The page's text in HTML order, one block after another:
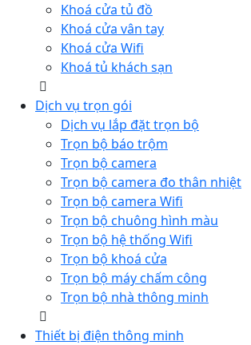
Khoá cửa tủ đồ
Khoá cửa vân tay
Khoá cửa Wifi
Khoá tủ khách sạn
Dịch vụ trọn gói
Dịch vụ lắp đặt trọn bộ
Trọn bộ báo trộm
Trọn bộ camera
Trọn bộ camera đo thân nhiệt
Trọn bộ camera Wifi
Trọn bộ chuông hình màu
Trọn bộ hệ thống Wifi
Trọn bộ khoá cửa
Trọn bộ máy chấm công
Trọn bộ nhà thông minh
Thiết bị điện thông minh